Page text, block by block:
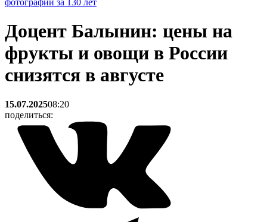
Доцент Балынин: цены на
фрукты и овощи в России
снизятся в августе
15.07.202508:20
поделиться: